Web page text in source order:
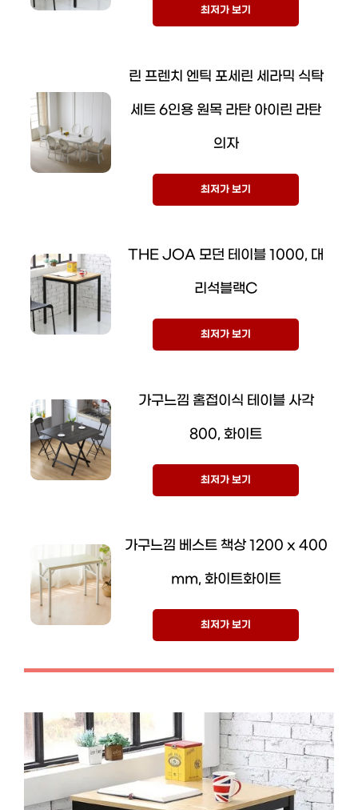
최저가 보기
린 프렌치 엔틱 포세린 세라믹 식탁
세트 6인용 원목 라탄 아이린 라탄
의자
최저가 보기
THE JOA 모던 테이블 1000, 대
리석블랙C
최저가 보기
가구느낌 홈접이식 테이블 사각
800, 화이트
최저가 보기
가구느낌 베스트 책상 1200 x 400
mm, 화이트화이트
최저가 보기